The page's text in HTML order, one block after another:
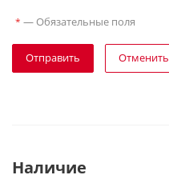
* — Обязательные поля
Отправить Отменить
Наличие